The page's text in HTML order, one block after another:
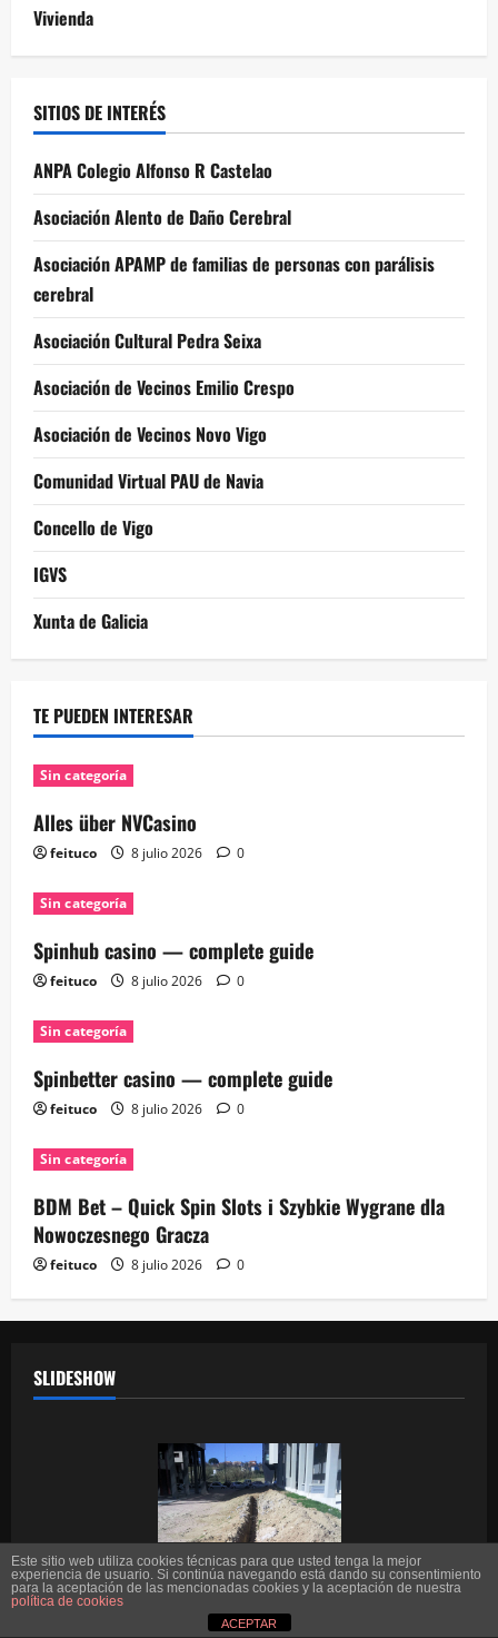
Vivienda
SITIOS DE INTERÉS
ANPA Colegio Alfonso R Castelao
Asociación Alento de Daño Cerebral
Asociación APAMP de familias de personas con parálisis
cerebral
Asociación Cultural Pedra Seixa
Asociación de Vecinos Emilio Crespo
Asociación de Vecinos Novo Vigo
Comunidad Virtual PAU de Navia
Concello de Vigo
IGVS
Xunta de Galicia
TE PUEDEN INTERESAR
Sin categoría
Alles über NVCasino
feituco 8 julio 2026 0
Sin categoría
Spinhub casino — complete guide
feituco 8 julio 2026 0
Sin categoría
Spinbetter casino — complete guide
feituco 8 julio 2026 0
Sin categoría
BDM Bet – Quick Spin Slots i Szybkie Wygrane dla
Nowoczesnego Gracza
feituco 8 julio 2026 0
SLIDESHOW
Este sitio web utiliza cookies técnicas para que usted tenga la mejor
experiencia de usuario. Si continúa navegando está dando su consentimiento
para la aceptación de las mencionadas cookies y la aceptación de nuestra
política de cookies
ACEPTAR